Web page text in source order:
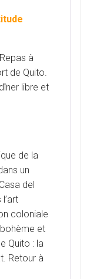
à
de Quito.
libre et
de la
un
del
coloniale
et
Quito : la
Retour à